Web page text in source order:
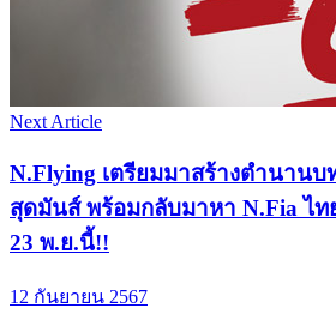
Next Article
N.Flying เตรียมมาสร้างตำนานบ
สุดมันส์ พร้อมกลับมาหา N.Fia ไ
23 พ.ย.นี้!!
12 กันยายน 2567